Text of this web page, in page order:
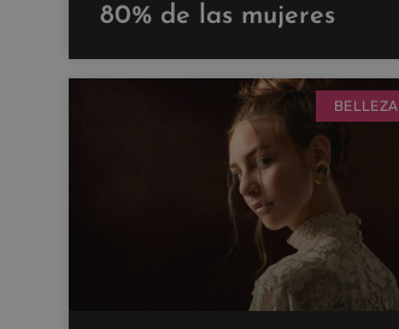
80% de las mujeres
BELLEZA